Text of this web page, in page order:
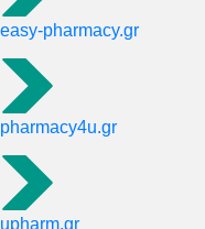
easy-pharmacy.gr
pharmacy4u.gr
upharm.gr